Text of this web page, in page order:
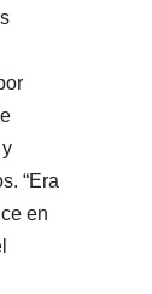
“Era
en